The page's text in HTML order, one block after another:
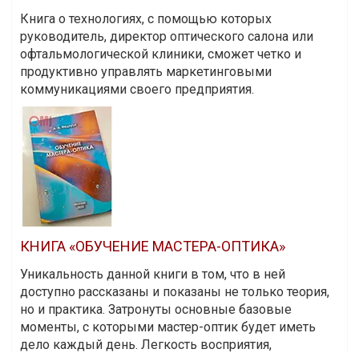
Книга о технологиях, с помощью которых
руководитель, директор оптического салона или
офтальмологической клиники, сможет четко и
продуктивно управлять маркетинговыми
коммуникациями своего предприятия.
КНИГА «ОБУЧЕНИЕ МАСТЕРА-ОПТИКА»
Уникальность данной книги в том, что в ней
доступно рассказаны и показаны не только теория,
но и практика. Затронуты основные базовые
моменты, с которыми мастер-оптик будет иметь
дело каждый день. Легкость восприятия,